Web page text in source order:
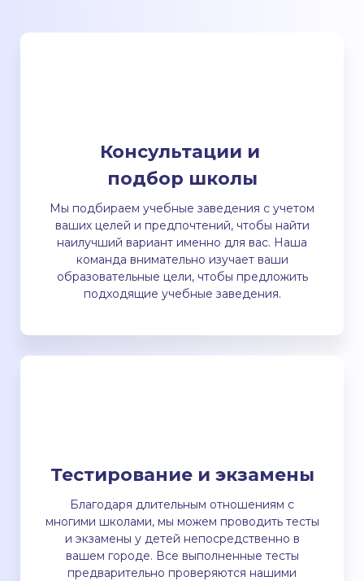
Консультации и
подбор школы
Мы подбираем учебные заведения с учетом
ваших целей и предпочтений, чтобы найти
наилучший вариант именно для вас. Наша
команда внимательно изучает ваши
образовательные цели, чтобы предложить
подходящие учебные заведения.
Тестирование и экзамены
Благодаря длительным отношениям с
многими школами, мы можем проводить тесты
и экзамены у детей непосредственно в
вашем городе. Все выполненные тесты
предварительно проверяются нашими